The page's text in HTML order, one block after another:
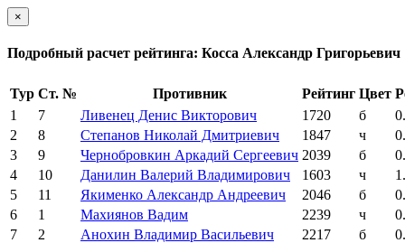
×
Подробный расчет рейтинга: Косса Александр Григорьевич
Тур Ст. № Противник Рейтинг Цвет
1
7 Ливенец Денис Викторович 1720 б
2
8 Степанов Николай Дмитриевич 1847 ч
3
9 Чернобровкин Аркадий Сергеевич 2039 б
4
10 Данилин Валерий Владимирович 1603 ч
5
11 Якименко Александр Андреевич 2046 б
6
1 Махиянов Вадим 2239 ч
7
2 Анохин Владимир Васильевич 2217 б